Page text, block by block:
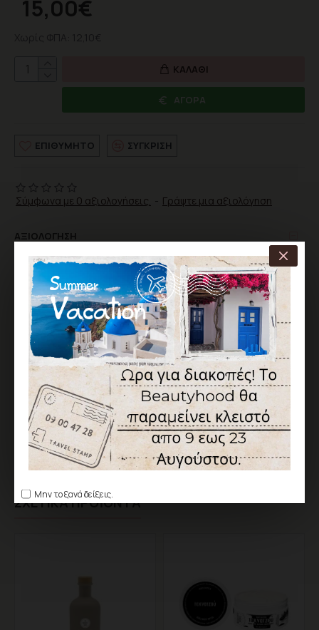
Μην το ξανά δείξεις.
Σύμφωνα με 0 αξιολογήσεις. - Γράψτε μια αξιολόγηση
15,00€
ΚΑΛΆΘΙ
ΑΓΟΡΆ
ΕΠΙΘΥΜΗΤΌ ΣΎΓΚΡΙΣΗ
ΑΞΙΟΛΌΓΗΣΗ
Δεν υπάρχουν αξιολογήσεις για το προϊόν.
ΓΡΆΨΤΕ ΜΙΑ ΑΞΙΟΛΌΓΗΣΗ
Παρακαλώσυνδεθείτεήδημιουργήστε λογαριασμόγια να
αξιολογήσετε
Ετικέτες: body lotion κρέμα σώματος
άρωμα
πούδρα
ΣΧΕΤΙΚΆ ΠΡΟΪΌΝΤΑ